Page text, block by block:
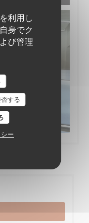
利用し
身でク
び管理
する
ー